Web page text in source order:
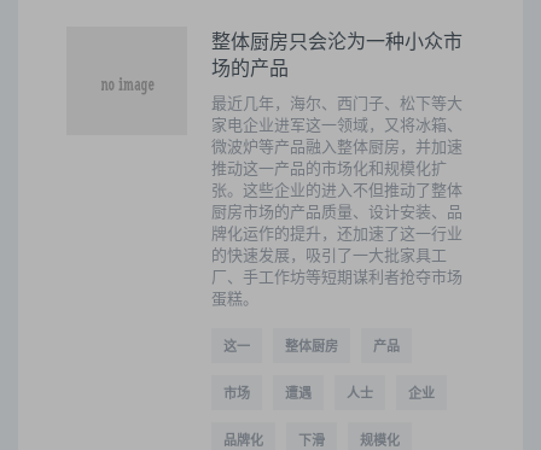
整体厨房只会沦为一种小众市
场的产品
最近几年，海尔、西门子、松下等大
家电企业进军这一领域，又将冰箱、
微波炉等产品融入整体厨房，并加速
推动这一产品的市场化和规模化扩
张。这些企业的进入不但推动了整体
厨房市场的产品质量、设计安装、品
牌化运作的提升，还加速了这一行业
的快速发展，吸引了一大批家具工
厂、手工作坊等短期谋利者抢夺市场
蛋糕。
这一 整体厨房 产品
市场 遭遇 人士 企业
品牌化 下滑 规模化